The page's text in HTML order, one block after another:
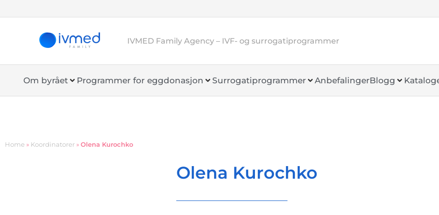
IVMED Family Agency – IVF- og surrogatiprogrammer
Om byrået Programmer for eggdonasjon Surrogatiprogrammer AnbefalingerBlogg
Home » Koordinatorer»Olena Kurochko
Olena Kurochko